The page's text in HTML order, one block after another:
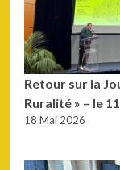
Retour sur la
Ruralité » – le
18 Mai 2026